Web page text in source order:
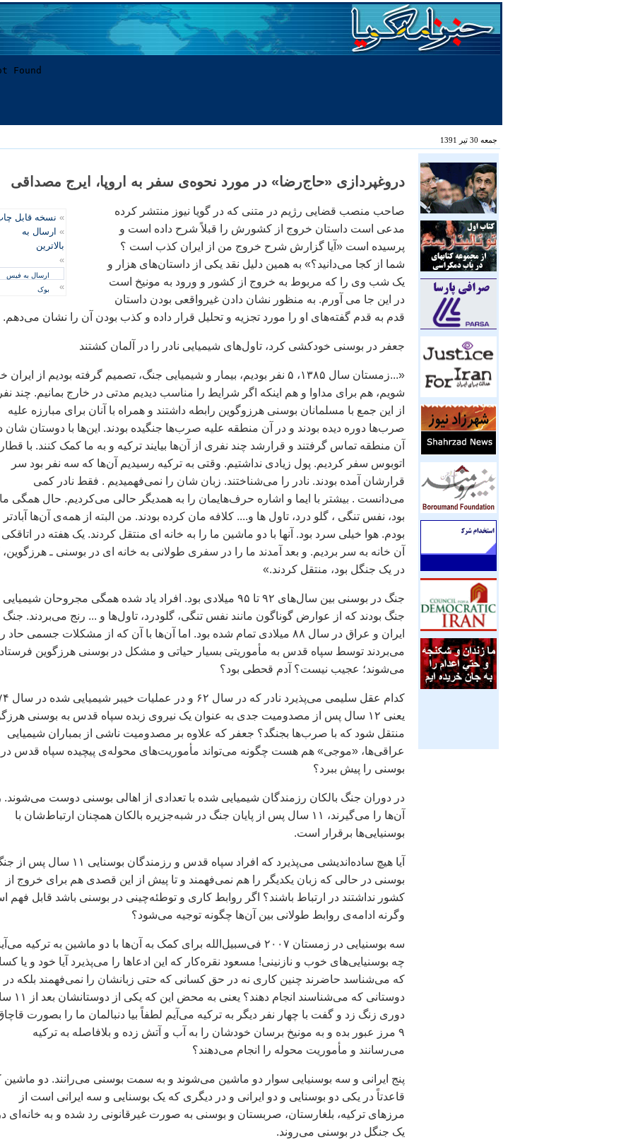
جمعه 30 تیر 1391
دروغپردازی «حاج‌رضا» در مورد نحوه‌ی سفر به اروپا، ایرج مصداقی
» نسخه قابل
» ارسال به
بالاترین
»
ارسال به فیس
بوک
»
صاحب منصب قضایی رژیم در متنی که در گویا نیوز منتشر کرده
مدعی است داستان خروج از کشورش را قبلاً شرح داده است و
پرسیده است «آيا گزارش شرح خروج من از ايران کذب است ؟
شما از کجا می‌دانيد؟» به همین دلیل نقد یکی از داستان‌های هزار و
یک شب وی را که مربوط به خروج از کشور و ورود به مونیخ است
در این جا می آورم. به منظور نشان دادن غیرواقعی بودن داستان
قدم به قدم گفته‌های او را مورد تجزیه و تحلیل قرار داده و کذب بودن آن را نشان می‌دهم.
جعفر در بوسنی خودکشی کرد، تاول‌های شيميايی نادر را در آلمان کشتند
«...زمستان سال ۱۳۸۵، ۵ نفر بوديم، بيمار و شيميايی جنگ، تصميم گرفته بوديم از ايران
شويم، هم برای مداوا و هم اينکه اگر شرايط را مناسب ديديم مدتی در خارج بمانيم. چند
از اين جمع با مسلمانان بوسنی هرزوگوين رابطه داشتند و همراه با آنان برای مبارزه عليه
صرب‌ها دوره ديده بودند و در آن منطقه عليه صرب‌ها جنگيده بودند. اين‌ها با دوستان شان
آن منطقه تماس گرفتند و قرارشد چند نفری از آن‌ها بيايند ترکيه و به ما کمک کنند. با
اتوبوس سفر کرديم. پول زيادی نداشتيم. وقتی به ترکيه رسيديم آن‌ها که سه نفر بود سر
قرارشان آمده بودند. نادر را می‌شناختند. زبان شان را نمی‌فهميديم . فقط نادر کمی
می‌دانست . بيشتر با ايما و اشاره حرف‌هايمان را به همديگر حالی می‌کرديم. حال همگی ما
بود، نفس تنگی ، گلو درد، تاول ها و.... کلافه مان کرده بودند. من البته از همه‌ی آن‌ها آبادتر
بودم. هوا خيلی سرد بود. آنها با دو ماشين ما را به خانه ای منتقل کردند. يک هفته در اتاقکی
آن خانه به سر برديم. و بعد آمدند ما را در سفری طولانی به خانه ای در بوسنی ـ هرزگوين،
در يک جنگل بود، منتقل کردند.»
جنگ در بوسنی بین سال‌های ۹۲ تا ۹۵ میلادی بود. افراد یاد شده همگی مجروحان شیمیایی
جنگ بودند که از عوارض گوناگون مانند نفس تنگی، گلو‌درد، تاول‌ها و ... رنج می‌بردند. جنگ
ایران و عراق در سال ۸۸ میلادی تمام شده بود. اما آن‌ها با آن که از مشکلات جسمی حاد
می‌بردند توسط سپاه قدس به مأموریتی بسیار حیاتی و مشکل در بوسنی هرزگوین
می‌شوند؛ عجیب نیست؟ آدم قحطی بود؟
کدام عقل سلیمی می‌پذیرد نادر که در سال ۶۲ و
یعنی ۱۲ سال پس از مصدومیت جدی به عنوان یک نیروی زبده سپاه قدس به بوسنی
منتقل شود که با صرب‌ها بجنگد؟ جعفر که علاوه بر مصدومیت ناشی از بمباران شیمیایی
عراقی‌ها، «موجی» هم هست چگونه می‌تواند مأموریت‌های محوله‌ی پیچیده سپاه قدس در
بوسنی را پیش ببرد؟
در دوران جنگ بالکان رزمندگان شیمیایی شده با تعدادی از اهالی بوسنی دوست می‌شوند.
آن‌ها را می‌گیرند، ۱۱ سال پس از پایان جنگ در شبه‌جزیره بالکان همچنان ارتباط‌شان با
بوسنیایی‌ها برقرار است.
آیا هیچ ساده‌اندیشی می‌پذیرد که افراد سپاه قدس و رزمندگان بوسنایی ۱۱ سال
بوسنی در حالی که زبان یکدیگر را هم نمی‌فهمند و تا پیش از این قصدی هم برای خروج از
کشور نداشتند در ارتباط باشند؟ اگر روابط کاری و توطئه‌چینی در بوسنی باشد قابل فهم
وگرنه ادامه‌ی روابط طولانی بین آن‌ها چگونه توجیه می‌شود؟
سه بوسنیایی در زمستان ۲۰۰۷ فی‌سبیل‌الله برای کمک به آن‌ها با دو ماشین به ترکیه
چه بوسنیایی‌های خوب و نازنینی! مسعود نقره‌کار که این ادعا‌ها را می‌پذیرد آیا خود و یا
که می‌شناسد حاضرند چنین کاری نه در حق کسانی که حتی زبانشان را نمی‌فهمند بلکه
دوستانی که می‌شناسند انجام دهند؟
دوری زنگ زد و گفت با چهار نفر دیگر به ترکیه می‌آیم لطفاً بیا دنبالمان ما را بصورت
۹ مرز عبور بده و به مونیخ برسان خودشان را به آب و آتش زده و بلافاصله به ترکیه
می‌رسانند و مأموریت محوله را انجام می‌دهند؟
پنج ایرانی و سه بوسنیایی سوار دو ماشین می‌شوند و به سمت بوسنی‌ می‌رانند. دو ماشین
قاعدتاً در یکی دو بوسنایی و دو ایرانی و در دیگری که یک بوسنایی و سه ایرانی‌ است از
مرزهای ترکیه، بلغارستان، صربستان و بوسنی به صورت غیرقانونی رد شده و به خانه‌ای در
یک جنگل در بوسنی می‌روند.